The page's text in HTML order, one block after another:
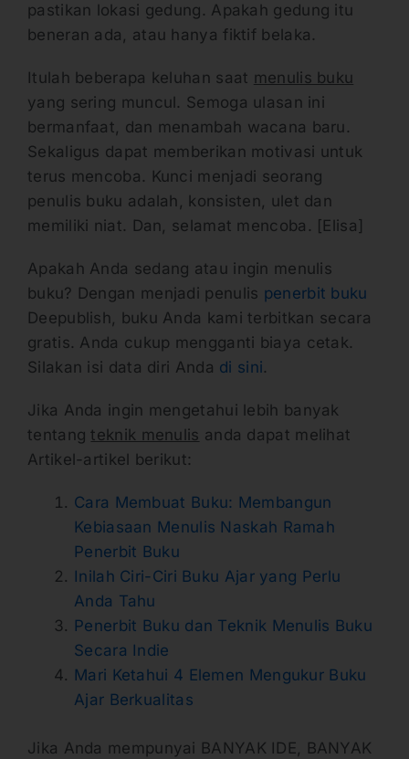
pastikan lokasi gedung. Apakah gedung itu
beneran ada, atau hanya fiktif belaka.
Itulah beberapa keluhan saat menulis buku
yang sering muncul. Semoga ulasan ini
bermanfaat, dan menambah wacana baru.
Sekaligus dapat memberikan motivasi untuk
terus mencoba. Kunci menjadi seorang
penulis buku adalah, konsisten, ulet dan
memiliki niat. Dan, selamat mencoba. [Elisa]
Apakah Anda sedang atau ingin menulis
buku? Dengan menjadi penulis penerbit buku
Deepublish, buku Anda kami terbitkan secara
gratis. Anda cukup mengganti biaya cetak.
Silakan isi data diri Anda di sini.
Jika Anda ingin mengetahui lebih banyak
tentangteknik menulis anda dapat melihat
Artikel-artikel berikut:
Cara Membuat Buku: Membangun
Kebiasaan Menulis Naskah Ramah
Penerbit Buku
Inilah Ciri-Ciri Buku Ajar yang Perlu
Anda Tahu
Penerbit Buku dan Teknik Menulis Buku
Secara Indie
Mari Ketahui 4 Elemen Mengukur Buku
Ajar Berkualitas
Jika Anda mempunyai BANYAK IDE, BANYAK